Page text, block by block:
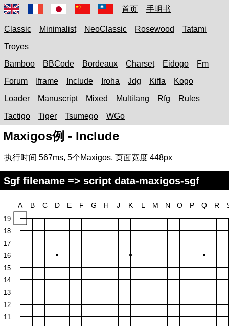
首页 手明书
Classic Minimalist NeoClassic Rosewood
Tatami
Troyes
Bamboo
BBCode Bordeaux Charset Eidogo
Fm
Forum
Iframe Include Iroha Jdg Kifla
Kogo
Loader
Manuscript Mixed Multilang Rfg
Rules
Tactigo
Tiger Tsumego WGo
Maxigos例 - Include
执行时间 567ms, 5个Maxigos, 页面宽度 448px
Sgf filename => script data-maxigos-sgf
19
18
17
16
15
14
13
12
11
A B C D E F G H J K L M N O P Q R